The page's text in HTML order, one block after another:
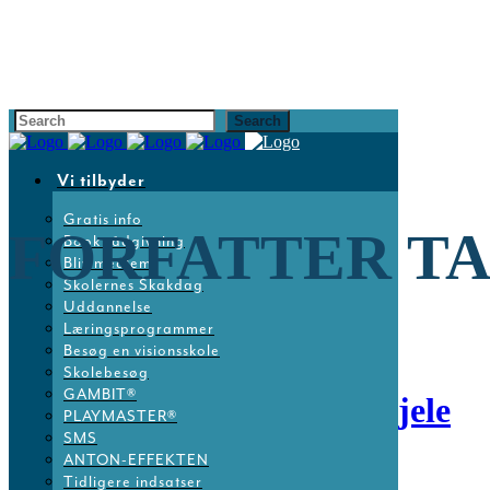
Vi tilbyder
Gratis info
Book rådgivning
Bliv medlem
Skolernes Skakdag
Uddannelse
Læringsprogrammer
Besøg en visionsskole
Skolebesøg
GAMBIT®
PLAYMASTER®
SMS
ANTON-EFFEKTEN
Tidligere indsatser
FORFATTER
05 okt Gratis camp på Tjele
Posted at 11:40hinNyheder